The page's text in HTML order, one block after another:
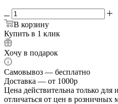
В корзину
Купить в 1 клик
Хочу в подарок
Самовывоз — бесплатно
Доставка — от 1000р
Цена действительна только для
отличаться от цен в розничных